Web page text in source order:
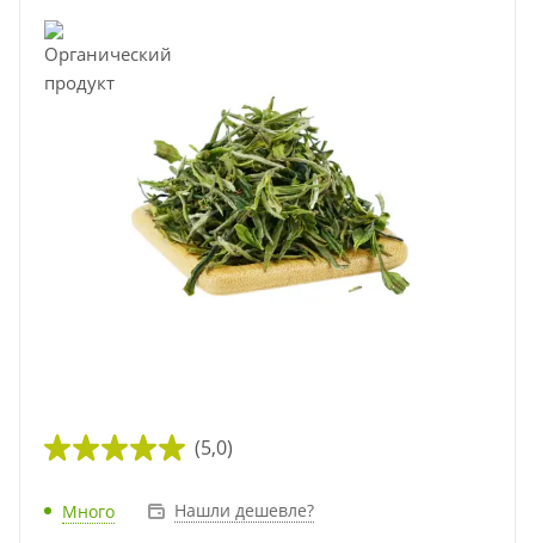
(5,0)
Много Нашли дешевле?